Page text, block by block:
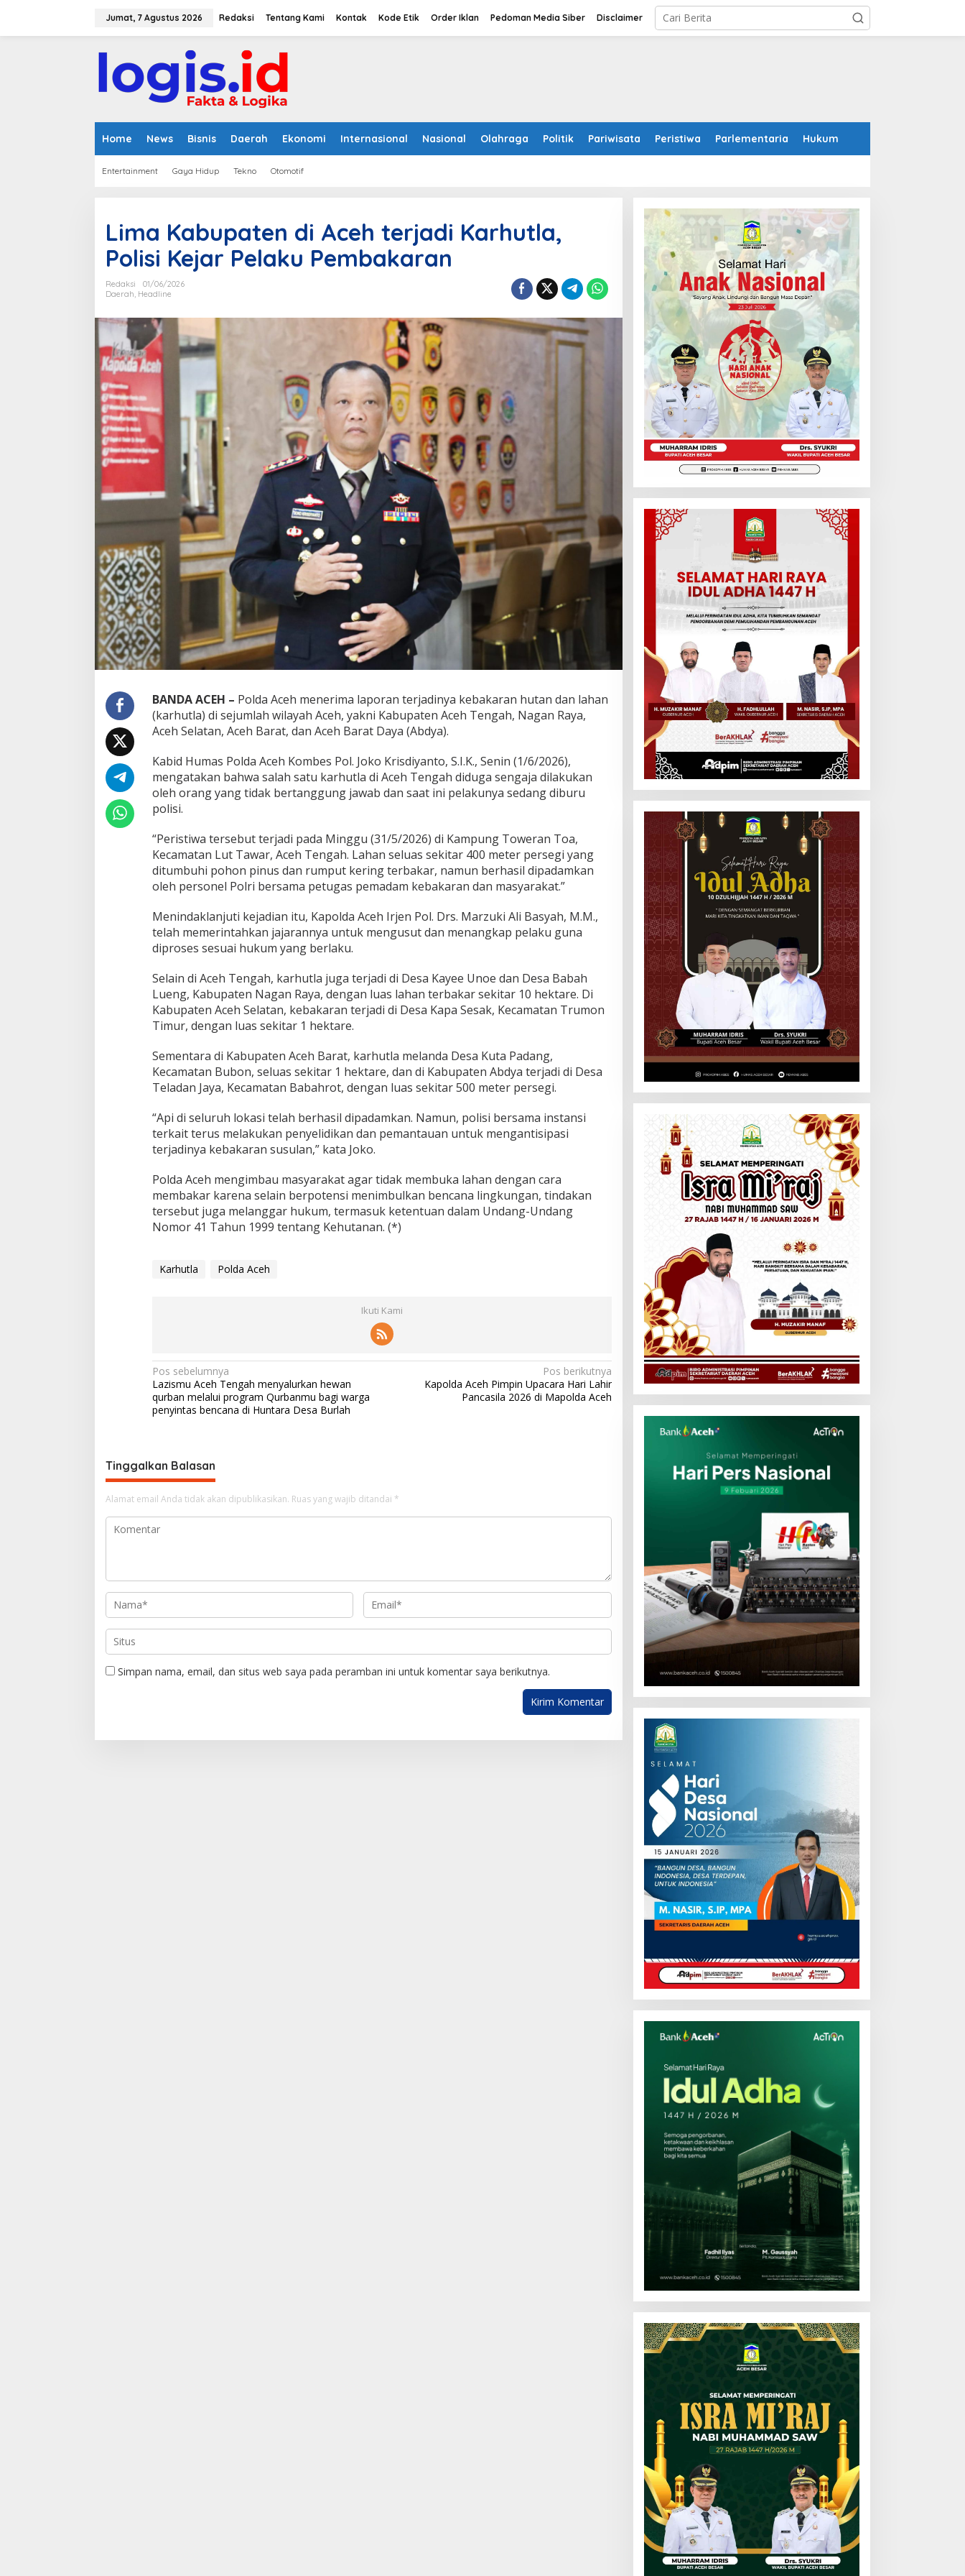
Jumat, 7 Agustus 2026 Redaksi Tentang Kami Kontak Kode Etik Order Iklan Pedoman Media Siber Disclaimer
Home News Bisnis Daerah Ekonomi Internasional Nasional Olahraga Politik Pariwisata Peristiwa Parlementaria Hukum
Entertainment Gaya Hidup Tekno Otomotif
Lima Kabupaten di Aceh terjadi Karhutla,
Polisi Kejar Pelaku Pembakaran
Redaksi
01/06/2026
Daerah, Headline
BANDA ACEH – Polda Aceh menerima laporan terjadinya kebakaran hutan dan lahan
(karhutla) di sejumlah wilayah Aceh, yakni Kabupaten Aceh Tengah, Nagan Raya,
Aceh Selatan, Aceh Barat, dan Aceh Barat Daya (Abdya).
Kabid Humas Polda Aceh Kombes Pol. Joko Krisdiyanto, S.I.K., Senin (1/6/2026),
mengatakan bahwa salah satu karhutla di Aceh Tengah diduga sengaja dilakukan
oleh orang yang tidak bertanggung jawab dan saat ini pelakunya sedang diburu
polisi.
“Peristiwa tersebut terjadi pada Minggu (31/5/2026) di Kampung Toweran Toa,
Kecamatan Lut Tawar, Aceh Tengah. Lahan seluas sekitar 400 meter persegi yang
ditumbuhi pohon pinus dan rumput kering terbakar, namun berhasil dipadamkan
oleh personel Polri bersama petugas pemadam kebakaran dan masyarakat.”
Menindaklanjuti kejadian itu, Kapolda Aceh Irjen Pol. Drs. Marzuki Ali Basyah, M.M.,
telah memerintahkan jajarannya untuk mengusut dan menangkap pelaku guna
diproses sesuai hukum yang berlaku.
Selain di Aceh Tengah, karhutla juga terjadi di Desa Kayee Unoe dan Desa Babah
Lueng, Kabupaten Nagan Raya, dengan luas lahan terbakar sekitar 10 hektare. Di
Kabupaten Aceh Selatan, kebakaran terjadi di Desa Kapa Sesak, Kecamatan Trumon
Timur, dengan luas sekitar 1 hektare.
Sementara di Kabupaten Aceh Barat, karhutla melanda Desa Kuta Padang,
Kecamatan Bubon, seluas sekitar 1 hektare, dan di Kabupaten Abdya terjadi di Desa
Teladan Jaya, Kecamatan Babahrot, dengan luas sekitar 500 meter persegi.
“Api di seluruh lokasi telah berhasil dipadamkan. Namun, polisi bersama instansi
terkait terus melakukan penyelidikan dan pemantauan untuk mengantisipasi
terjadinya kebakaran susulan,” kata Joko.
Polda Aceh mengimbau masyarakat agar tidak membuka lahan dengan cara
membakar karena selain berpotensi menimbulkan bencana lingkungan, tindakan
tersebut juga melanggar hukum, termasuk ketentuan dalam Undang-Undang
Nomor 41 Tahun 1999 tentang Kehutanan. (*)
Karhutla Polda Aceh
Ikuti Kami
N
a
v
a
s
i
p
s
Pos sebelumnya
Lazismu Aceh Tengah menyalurkan hewan
qurban melalui program Qurbanmu bagi warga
penyintas bencana di Huntara Desa Burlah
Pos berikutnya
Kapolda Aceh Pimpin Upacara Hari Lahir
Pancasila 2026 di Mapolda Aceh
Tinggalkan Balasan
Alamat email Anda tidak akan dipublikasikan. Ruas yang wajib ditandai *
Simpan nama, email, dan situs web saya pada peramban ini untuk komentar saya berikutnya.